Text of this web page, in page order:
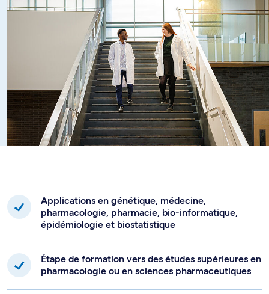
Applications en génétique, médecine,
pharmacologie, pharmacie, bio-informatique,
épidémiologie et biostatistique
Étape de formation vers des études supérieures en
pharmacologie ou en sciences pharmaceutiques